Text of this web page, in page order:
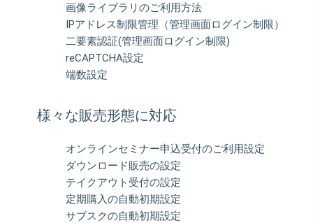
画像ライブラリのご利用方法
IPアドレス制限管理（管理画面ログイン制限）
二要素認証(管理画面ログイン制限)
reCAPTCHA設定
端数設定
様々な販売形態に対応
オンラインセミナー申込受付のご利用設定
ダウンロード販売の設定
テイクアウト受付の設定
定期購入の自動初期設定
サブスクの自動初期設定